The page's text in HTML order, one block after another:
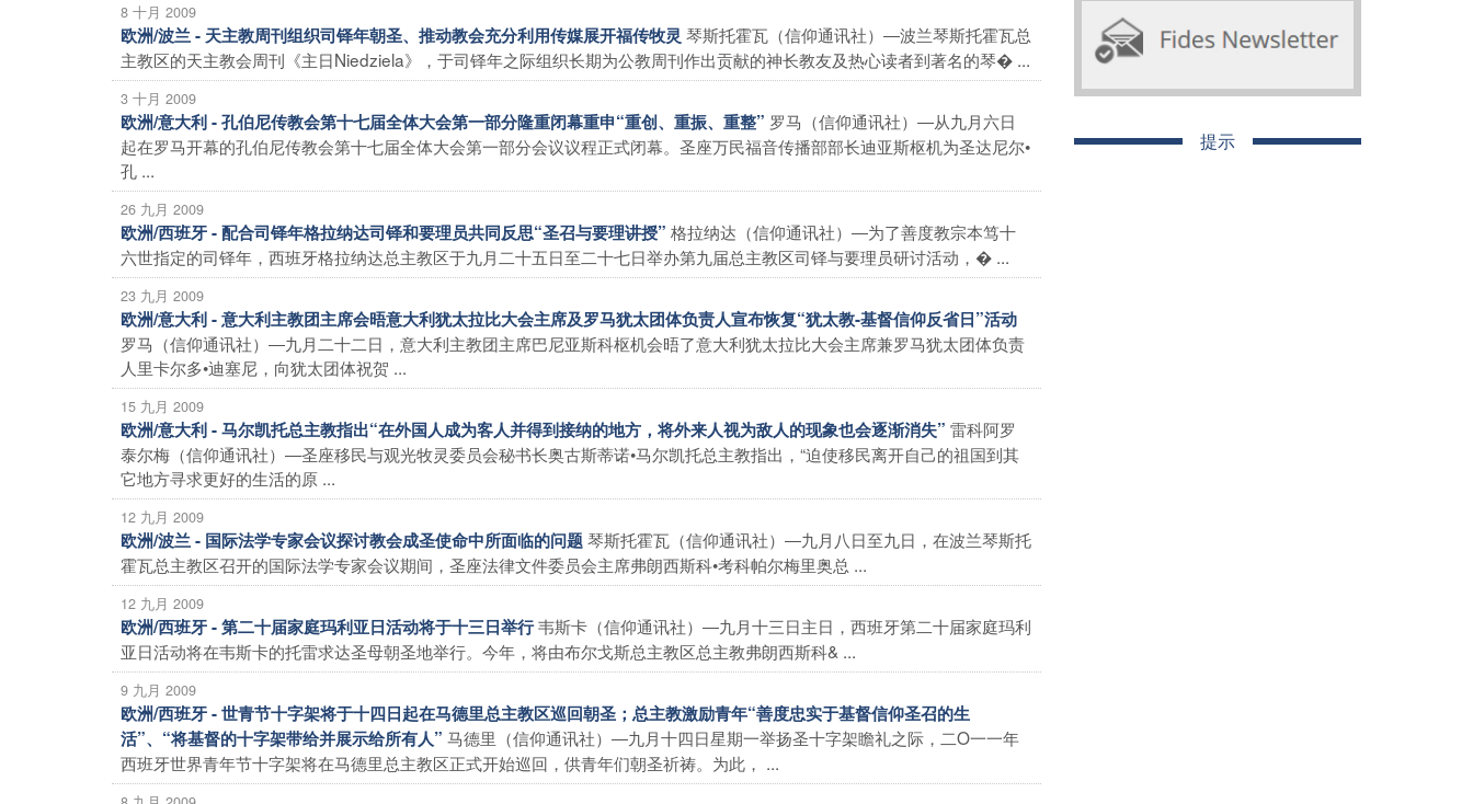
8 十月 2009
欧洲/波兰 - 天主教周刊组织司铎年朝圣、推动教会充分利用传媒展开福传牧灵 琴斯托霍瓦（信仰通讯社）―波兰琴斯托霍瓦总
主教区的天主教会周刊《主日Niedziela》，于司铎年之际组织长期为公教周刊作出贡献的神长教友及热心读者到著名的琴� ...
3 十月 2009
欧洲/意大利 - 孔伯尼传教会第十七届全体大会第一部分隆重闭幕重申“重创、重振、重整” 罗马（信仰通讯社）―从九月六日
起在罗马开幕的孔伯尼传教会第十七届全体大会第一部分会议议程正式闭幕。圣座万民福音传播部部长迪亚斯枢机为圣达尼尔•
孔 ...
26 九月 2009
欧洲/西班牙 - 配合司铎年格拉纳达司铎和要理员共同反思“圣召与要理讲授” 格拉纳达（信仰通讯社）―为了善度教宗本笃十
六世指定的司铎年，西班牙格拉纳达总主教区于九月二十五日至二十七日举办第九届总主教区司铎与要理员研讨活动，� ...
23 九月 2009
欧洲/意大利 - 意大利主教团主席会晤意大利犹太拉比大会主席及罗马犹太团体负责人宣布恢复“犹太教-基督信仰反省日”活动
罗马（信仰通讯社）―九月二十二日，意大利主教团主席巴尼亚斯科枢机会晤了意大利犹太拉比大会主席兼罗马犹太团体负责
人里卡尔多•迪塞尼，向犹太团体祝贺 ...
15 九月 2009
欧洲/意大利 - 马尔凯托总主教指出“在外国人成为客人并得到接纳的地方，将外来人视为敌人的现象也会逐渐消失” 雷科阿罗
泰尔梅（信仰通讯社）―圣座移民与观光牧灵委员会秘书长奥古斯蒂诺•马尔凯托总主教指出，“迫使移民离开自己的祖国到其
它地方寻求更好的生活的原 ...
12 九月 2009
欧洲/波兰 - 国际法学专家会议探讨教会成圣使命中所面临的问题琴斯托霍瓦（信仰通讯社）―九月八日至九日，在波兰琴斯托
霍瓦总主教区召开的国际法学专家会议期间，圣座法律文件委员会主席弗朗西斯科•考科帕尔梅里奥总 ...
12 九月 2009
欧洲/西班牙 - 第二十届家庭玛利亚日活动将于十三日举行韦斯卡（信仰通讯社）―九月十三日主日，西班牙第二十届家庭玛利
亚日活动将在韦斯卡的托雷求达圣母朝圣地举行。今年，将由布尔戈斯总主教区总主教弗朗西斯科& ...
9 九月 2009
欧洲/西班牙 - 世青节十字架将于十四日起在马德里总主教区巡回朝圣；总主教激励青年“善度忠实于基督信仰圣召的生
活”、“将基督的十字架带给并展示给所有人” 马德里（信仰通讯社）―九月十四日星期一举扬圣十字架瞻礼之际，二O一一年
西班牙世界青年节十字架将在马德里总主教区正式开始巡回，供青年们朝圣祈祷。为此， ...
提示